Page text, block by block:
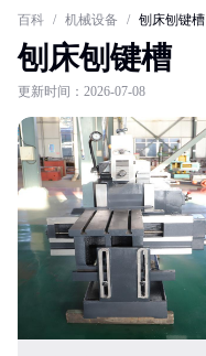
百科 / 机械设备 / 刨床刨键槽
刨床刨键槽
更新时间：2026-07-08